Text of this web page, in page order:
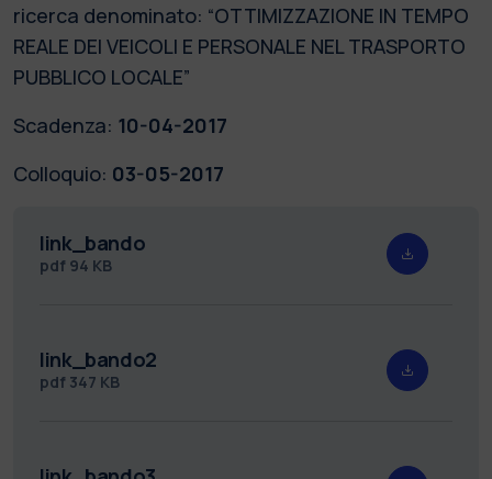
ricerca denominato: “OTTIMIZZAZIONE IN TEMPO
REALE DEI VEICOLI E PERSONALE NEL TRASPORTO
PUBBLICO LOCALE”
Scadenza: 10-04-2017
Colloquio: 03-05-2017
link_bando
pdf 94 KB
link_bando2
pdf 347 KB